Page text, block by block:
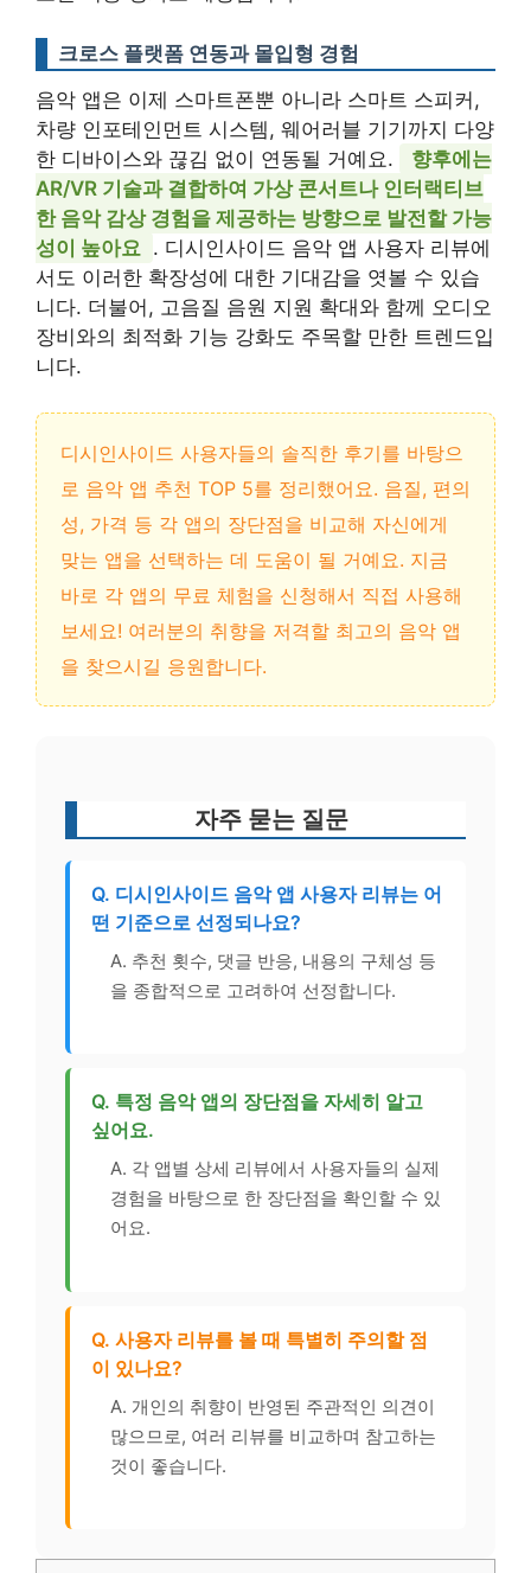
크로스 플랫폼 연동과 몰입형 경험
음악 앱은 이제 스마트폰뿐 아니라 스마트 스피커,
차량 인포테인먼트 시스템, 웨어러블 기기까지 다양
한 디바이스와 끊김 없이 연동될 거예요.
향후에는
AR/VR 기술과 결합하여 가상 콘서트나 인터랙티브
한 음악 감상 경험을 제공하는 방향으로 발전할 가능
성이 높아요 . 디시인사이드 음악 앱 사용자 리뷰에
서도 이러한 확장성에 대한 기대감을 엿볼 수 있습
니다. 더불어, 고음질 음원 지원 확대와 함께 오디오
장비와의 최적화 기능 강화도 주목할 만한 트렌드입
니다.
디시인사이드 사용자들의 솔직한 후기를 바탕으
로 음악 앱 추천 TOP 5를 정리했어요. 음질, 편의
성, 가격 등 각 앱의 장단점을 비교해 자신에게
맞는 앱을 선택하는 데 도움이 될 거예요. 지금
바로 각 앱의 무료 체험을 신청해서 직접 사용해
보세요! 여러분의 취향을 저격할 최고의 음악 앱
을 찾으시길 응원합니다.
자주 묻는 질문
Q. 디시인사이드 음악 앱 사용자 리뷰는 어
떤 기준으로 선정되나요?
A. 추천 횟수, 댓글 반응, 내용의 구체성 등
을 종합적으로 고려하여 선정합니다.
Q. 특정 음악 앱의 장단점을 자세히 알고
싶어요.
A. 각 앱별 상세 리뷰에서 사용자들의 실제
경험을 바탕으로 한 장단점을 확인할 수 있
어요.
Q. 사용자 리뷰를 볼 때 특별히 주의할 점
이 있나요?
A. 개인의 취향이 반영된 주관적인 의견이
많으므로, 여러 리뷰를 비교하며 참고하는
것이 좋습니다.